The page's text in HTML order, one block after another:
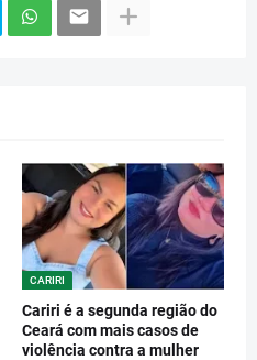
CARIRI
Cariri é a segunda região do
Ceará com mais casos de
violência contra a mulher